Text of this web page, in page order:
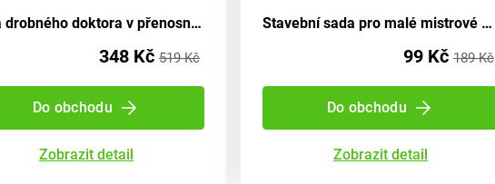
Sada drobného doktora v přenosném kufru s 34 součástmi
348 Kč 519 Kč
Do obchodu
Zobrazit detail
Stavební sada pro malé mistrové 22cm
99 Kč 189 Kč
Do obchodu
Zobrazit detail